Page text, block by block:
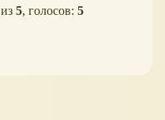
из 5, голосов: 5